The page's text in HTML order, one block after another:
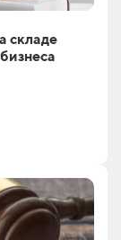
складе